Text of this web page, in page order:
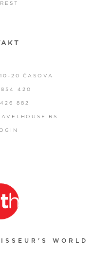
20 ČASOVA
420
882
WORLD